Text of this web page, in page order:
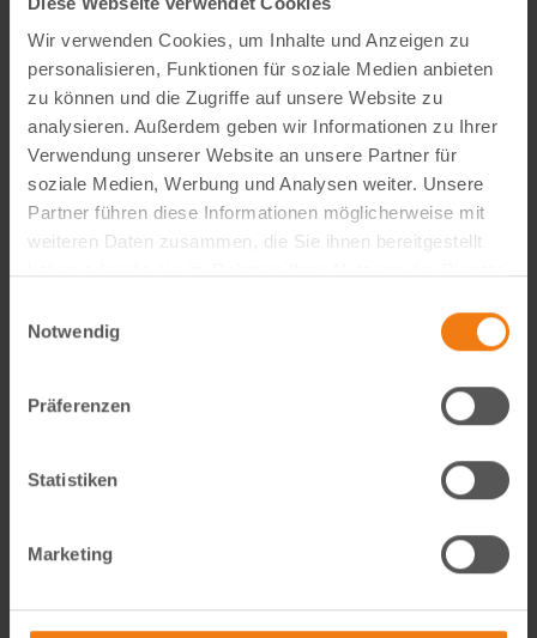
Wir verwenden Cookies, um Inhalte und Anzeigen zu
personalisieren, Funktionen für soziale Medien anbieten
zu können und die Zugriffe auf unsere Website zu
analysieren. Außerdem geben wir Informationen zu Ihrer
Verwendung unserer Website an unsere Partner für
soziale Medien, Werbung und Analysen weiter. Unsere
Partner führen diese Informationen möglicherweise mit
weiteren Daten zusammen, die Sie ihnen bereitgestellt
Notwendig
Präferenzen
Statistiken
Marketing
gestaltest du verkaufsstarke Amazon- und E-Commerce-
Bildwelten – von der Idee bis zum A++ Content. Kreativ,
weiterlesen